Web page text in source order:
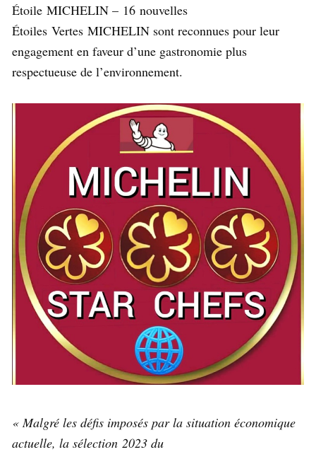
Étoile MICHELIN – 16 nouvelles
Étoiles Vertes MICHELIN sont reconnues pour leur
engagement en faveur d’une gastronomie plus
respectueuse de l’environnement.
« Malgré les défis imposés par la situation économique
actuelle, la sélection 2023 du